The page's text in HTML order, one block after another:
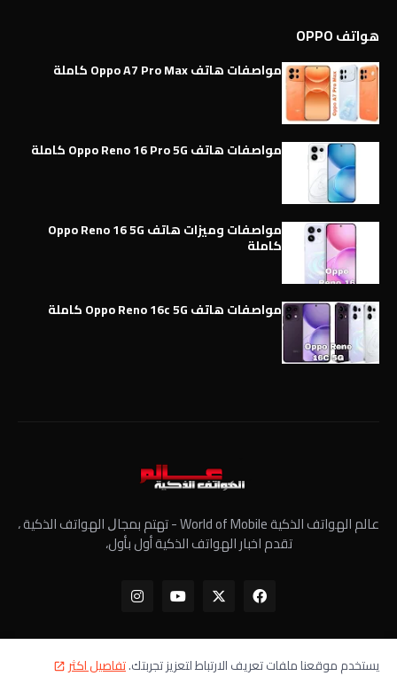
هواتف OPPO
مواصفات هاتف Oppo A7 Pro Max كاملة
مواصفات هاتف Oppo Reno 16 Pro 5G كاملة
مواصفات وميزات هاتف Oppo Reno 16 5G
كاملة
مواصفات هاتف Oppo Reno 16c 5G كاملة
عالم الهواتف الذكية World of Mobile - ﺗﻬﺘﻢ ﺑﻤﺠﺎﻝ الهواتف الذكية ،
تقدم اخبار الهواتف الذكية أول بأول،
الرئيسية معلومات عنا سياسة الخصوصية اتصل بنا
يستخدم موقعنا ملفات تعريف الارتباط لتعزيز تجربتك.تفاصيل اكثر